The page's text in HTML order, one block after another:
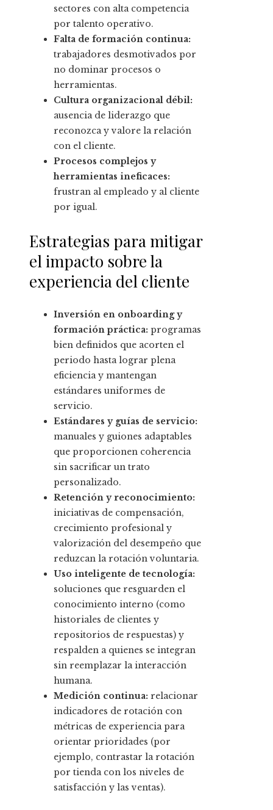
sectores con alta competencia
por talento operativo.
Falta de formación continua:
trabajadores desmotivados por
no dominar procesos o
herramientas.
Cultura organizacional débil:
ausencia de liderazgo que
reconozca y valore la relación
con el cliente.
Procesos complejos y
herramientas ineficaces:
frustran al empleado y al cliente
por igual.
Estrategias para mitigar
el impacto sobre la
experiencia del cliente
Inversión en onboarding y
formación práctica: programas
bien definidos que acorten el
periodo hasta lograr plena
eficiencia y mantengan
estándares uniformes de
servicio.
Estándares y guías de servicio:
manuales y guiones adaptables
que proporcionen coherencia
sin sacrificar un trato
personalizado.
Retención y reconocimiento:
iniciativas de compensación,
crecimiento profesional y
valorización del desempeño que
reduzcan la rotación voluntaria.
Uso inteligente de tecnología:
soluciones que resguarden el
conocimiento interno (como
historiales de clientes y
repositorios de respuestas) y
respalden a quienes se integran
sin reemplazar la interacción
humana.
Medición continua: relacionar
indicadores de rotación con
métricas de experiencia para
orientar prioridades (por
ejemplo, contrastar la rotación
por tienda con los niveles de
satisfacción y las ventas).